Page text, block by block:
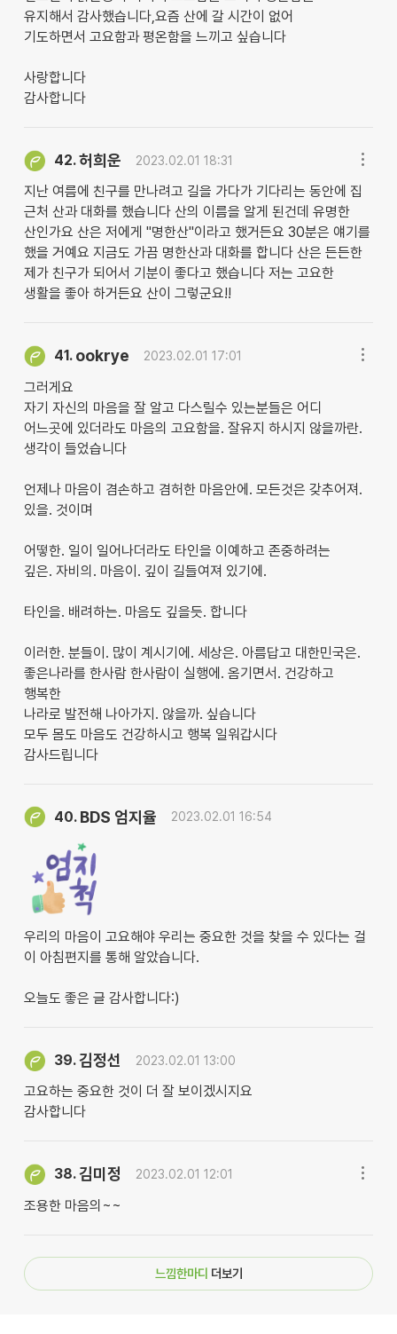
유지해서 감사했습니다,요즘 산에 갈 시간이 없어
기도하면서 고요함과 평온함을 느끼고 싶습니다
사랑합니다
감사합니다
42.허희운 2023.02.01 18:31
지난 여름에 친구를 만나려고 길을 가다가 기다리는 동안에 집
근처 산과 대화를 했습니다 산의 이름을 알게 된건데 유명한
산인가요 산은 저에게 "명한산"이라고 했거든요 30분은 얘기를
했을 거예요 지금도 가끔 명한산과 대화를 합니다 산은 든든한
제가 친구가 되어서 기분이 좋다고 했습니다 저는 고요한
생활을 좋아 하거든요 산이 그렇군요!!
41. ookrye 2023.02.01 17:01
그러게요
자기 자신의 마음을 잘 알고 다스릴수 있는분들은 어디
어느곳에 있더라도 마음의 고요함을. 잘유지 하시지 않을까란.
생각이 들었습니다
언제나 마음이 겸손하고 겸허한 마음안에. 모든것은 갖추어져.
있을. 것이며
어떻한. 일이 일어나더라도 타인을 이예하고 존중하려는
깊은. 자비의. 마음이. 깊이 길들여져 있기에.
타인을. 배려하는. 마음도 깊을듯. 합니다
이러한. 분들이. 많이 계시기에. 세상은. 아름답고 대한민국은.
좋은나라를 한사람 한사람이 실행에. 옴기면서. 건강하고
행복한
나라로 발전해 나아가지. 않을까. 싶습니다
모두 몸도 마음도 건강하시고 행복 일워갑시다
감사드립니다
40. BDS 엄지율 2023.02.01 16:54
우리의 마음이 고요해야 우리는 중요한 것을 찾을 수 있다는 걸
이 아침편지를 통해 알았습니다.
오늘도 좋은 글 감사합니다:)
39.김정선 2023.02.01 13:00
고요하는 중요한 것이 더 잘 보이겠시지요
감사합니다
38.김미정 2023.02.01 12:01
조용한 마음의~~
느낌한마디 더보기